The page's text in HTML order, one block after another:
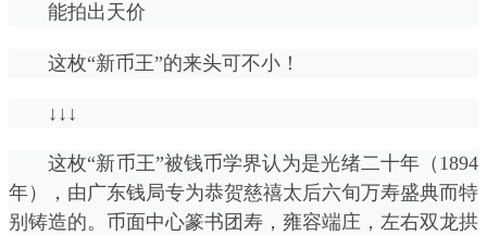
能拍出天价
这枚“新币王”的来头可不小！
↓↓↓
这枚“新币王”被钱币学界认为是光绪二十年（1894
年），由广东钱局专为恭贺慈禧太后六旬万寿盛典而特
别铸造的。币面中心篆书团寿，雍容端庄，左右双龙拱